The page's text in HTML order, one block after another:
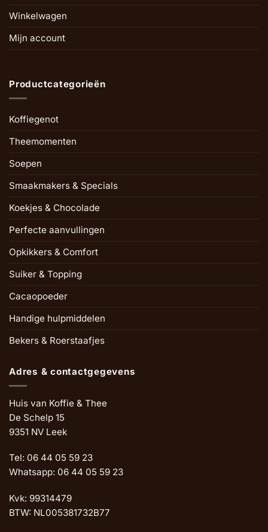
Winkelwagen
Mijn account
Productcategorieën
Koffiegenot
Theemomenten
Soepen
Smaakmakers & Specials
Koekjes & Chocolade
Perfecte aanvullingen
Opkikkers & Comfort
Suiker & Topping
Cacaopoeder
Handige hulpmiddelen
Bekers & Roerstaafjes
Adres & contactgegevens
Huis van Koffie & Thee
De Schelp 15
9351 NV Leek
Tel: 06 44 05 59 23
Whatsapp: 06 44 05 59 23
Kvk: 99314479
BTW: NL005381732B77